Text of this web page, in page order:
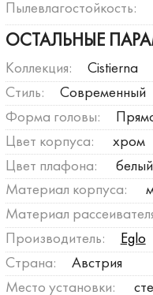
Пылевлагостойкость:
ОСТАЛЬНЫЕ
Коллекция:
Cistierna
Стиль:
Современный
Форма головы:
Цвет корпуса:
хром
Цвет плафона:
Материал корпуса:
Материал
Производитель:
Eglo
Страна:
Австрия
Место установки: